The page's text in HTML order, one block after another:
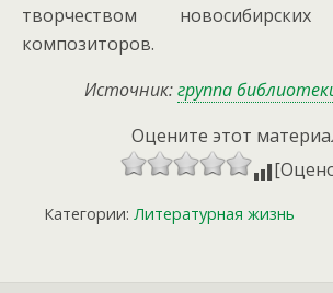
творчеством
композиторов.
Источник:группа
Оцените этот
Категории: Литературная жизнь